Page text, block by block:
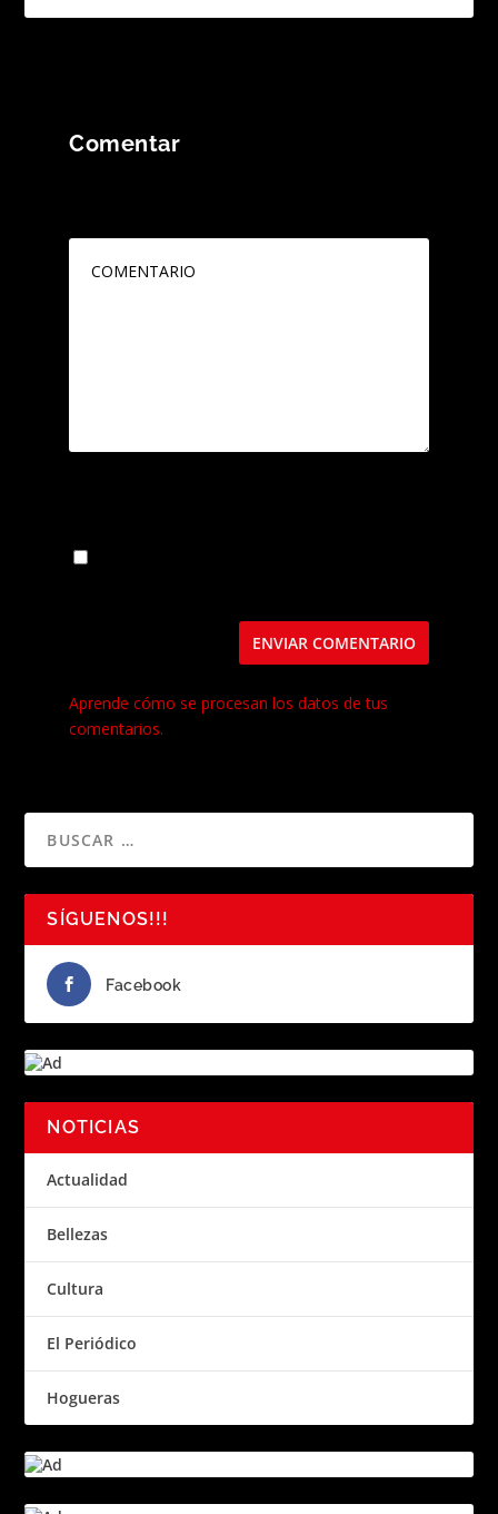
Comentar
Aprende cómo se procesan los datos de tus
comentarios.
SÍGUENOS!!!
Facebook
NOTICIAS
Actualidad
Bellezas
Cultura
El Periódico
Hogueras